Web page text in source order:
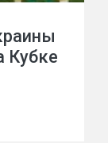
Кубке